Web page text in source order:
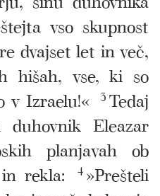
vso skupnost
dvajset let in več,
hišah, vse, ki so
v Izraelu!«
3 Tedaj
Eleazar
planjavah ob
rekla:
4 »Prešteli